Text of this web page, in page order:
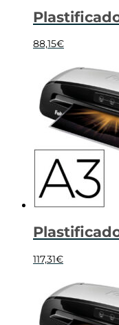
88,15€
117,31€